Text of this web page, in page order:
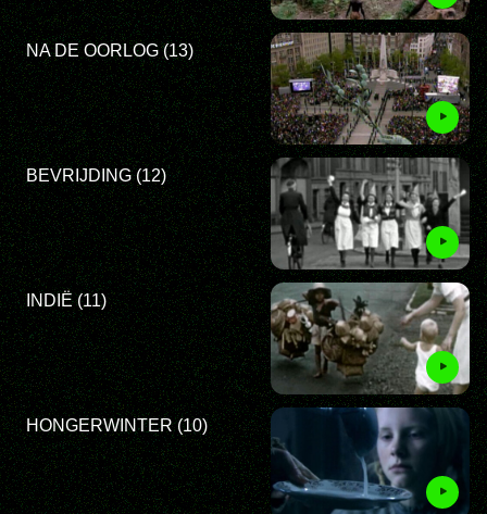
NA DE OORLOG (13)
BEVRIJDING (12)
INDIË (11)
HONGERWINTER (10)